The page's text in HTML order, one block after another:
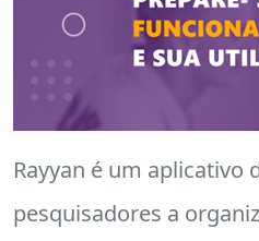
Rayyan é um aplicativo
pesquisadores a